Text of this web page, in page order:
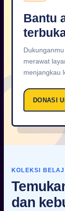
Bantu
merawat
menjangkau
DONASI
KOLEKSI
dan